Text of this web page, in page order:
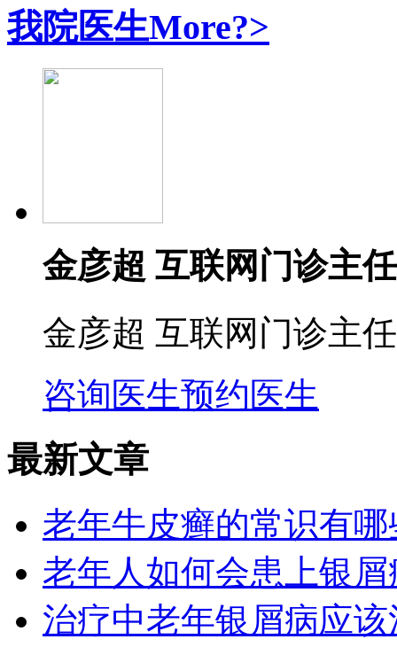
我院医生More?>
金彦超 互联网门诊主任
金彦超 互联网门诊主
咨询医生预约医生
最新文章
老年牛皮癣的常识有哪
老年人如何会患上银屑
治疗中老年银屑病应